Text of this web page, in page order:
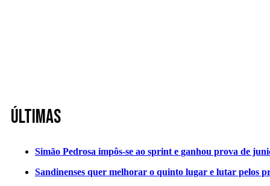
Últimas
Simão Pedrosa impôs-se ao sprint e ganhou prova de
Sandinenses quer melhorar o quinto lugar e lutar pelos